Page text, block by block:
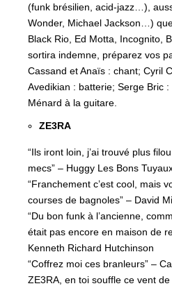
(funk brésilien, acid-jazz…),
Wonder, Michael Jackson…)
Black Rio, Ed Motta, Incognito,
sortira indemne, préparez vos
Cassand et Anaïs : chant; Cyril
Avedikian : batterie; Serge Bric
Ménard à la guitare.
ZE3RA
“Ils iront loin, j’ai trouvé plus
mecs” – Huggy Les Bons
“Franchement c’est cool, mais
courses de bagnoles” – David
“Du bon funk à l’ancienne,
était pas encore en maison de
Kenneth Richard Hutchinson
“Coffrez moi ces branleurs” –
ZE3RA, en toi souffle ce vent